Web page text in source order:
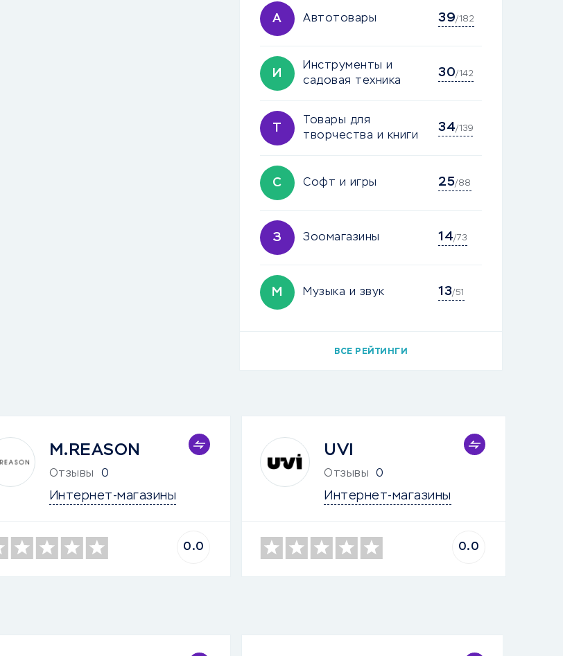
А Автотовары 39/182
И
Инструменты и
садовая техника
30/142
Т
Товары для
творчества и книги
34/139
С Софт и игры 25/88
З Зоомагазины 14/73
М Музыка и звук 13/51
ВСЕ РЕЙТИНГИ
M.REASON
Отзывы 0
Интернет-магазины
0.0
UVI
Отзывы 0
Интернет-магазины
0.0